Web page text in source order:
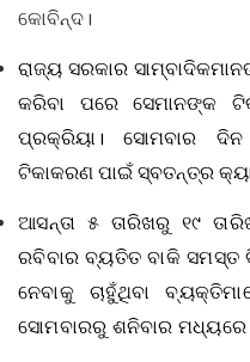
କୋବିନ୍ଦ।
ରାଜ୍ୟ ସରକାର
କରିବା ପରେ ସେମାନଙ୍କ
ପ୍ରକ୍ରିୟା। ସୋମବାର
ଟିକାକରଣ ପାଇଁ ସ୍ବତନ୍ତ୍ର
ଆସନ୍ତା ୫ ତାରିଖରୁ ୧୯
ରବିବାର ବ୍ୟତିତ ବାକି ସମସ୍ତ
ନେବାକୁ ଚାହୁଁଥିବା
ସୋମବାରରୁ ଶନିବାର ମଧ୍ୟରେ